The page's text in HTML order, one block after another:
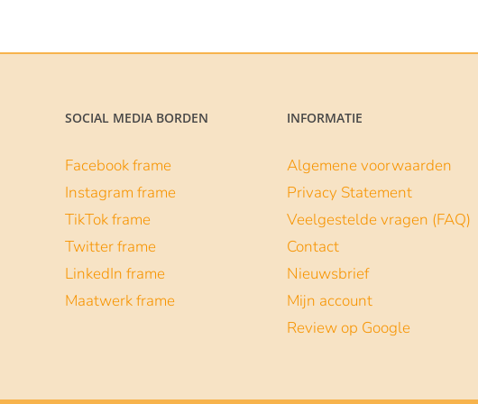
SOCIAL MEDIA BORDEN
Facebook frame
Instagram frame
TikTok frame
Twitter frame
LinkedIn frame
Maatwerk frame
INFORMATIE
Algemene voorwaarden
Privacy Statement
Veelgestelde vragen (FAQ)
Contact
Nieuwsbrief
Mijn account
Review op Google